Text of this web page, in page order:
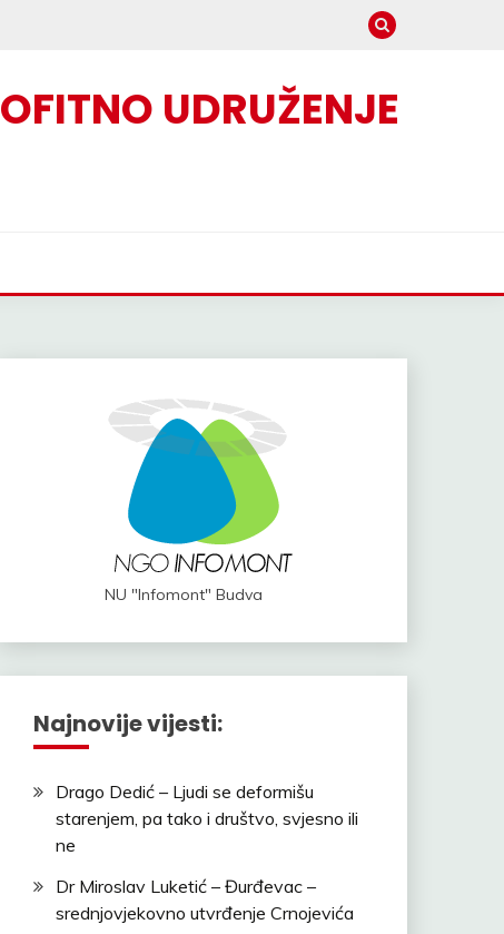
UDRUŽENJE
NU "Infomont" Budva
Najnovije vijesti:
Drago Dedić – Ljudi se deformišu
starenjem, pa tako i društvo, svjesno ili
ne
Dr Miroslav Luketić – Đurđevac –
srednjovjekovno utvrđenje Crnojevića